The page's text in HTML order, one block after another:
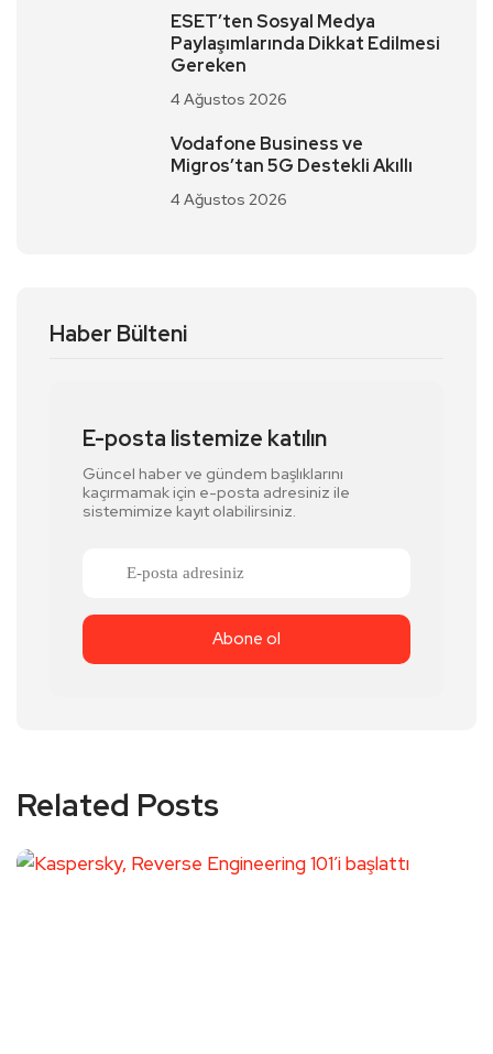
ESET’ten Sosyal Medya
Paylaşımlarında Dikkat Edilmesi
Gereken
4 Ağustos 2026
Vodafone Business ve
Migros’tan 5G Destekli Akıllı
4 Ağustos 2026
Haber Bülteni
E-posta listemize katılın
Güncel haber ve gündem başlıklarını
kaçırmamak için e-posta adresiniz ile
sistemimize kayıt olabilirsiniz.
Related Posts